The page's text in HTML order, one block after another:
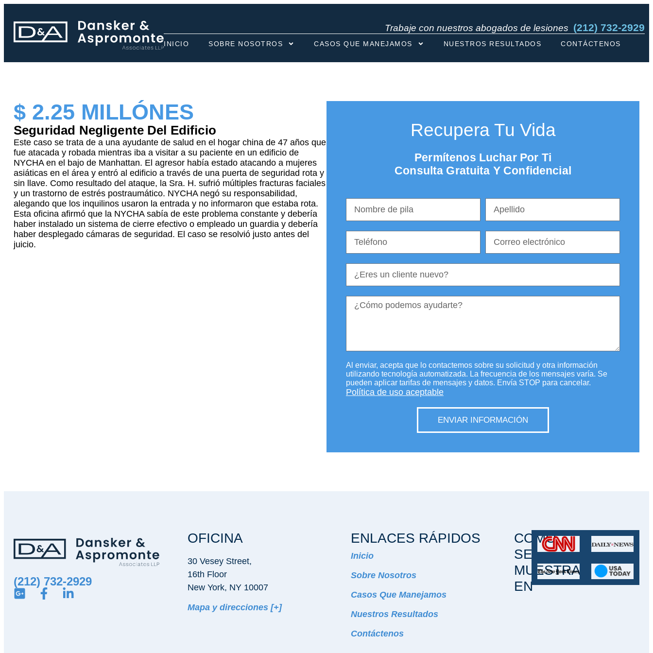
Trabaje con nuestros abogados de lesiones (212) 732-2929
INICIO SOBRE NOSOTROS CASOS QUE MANEJAMOS NUESTROS RESULTADOS CONTÁCTENOS
$ 2.25 MILLÓNES
Seguridad Negligente Del Edificio
Este caso se trata de a una ayudante de salud en el hogar china de 47 años que
fue atacada y robada mientras iba a visitar a su paciente en un edificio de
NYCHA en el bajo de Manhattan. El agresor había estado atacando a mujeres
asiáticas en el área y entró al edificio a través de una puerta de seguridad rota y
sin llave. Como resultado del ataque, la Sra. H. sufrió múltiples fracturas faciales
y un trastorno de estrés postraumático. NYCHA negó su responsabilidad,
alegando que los inquilinos usaron la entrada y no informaron que estaba rota.
Esta oficina afirmó que la NYCHA sabía de este problema constante y debería
haber instalado un sistema de cierre efectivo o empleado un guardia y debería
haber desplegado cámaras de seguridad. El caso se resolvió justo antes del
juicio.
Recupera Tu Vida
Permítenos Luchar Por Ti
Consulta Gratuita Y Confidencial
Al enviar, acepta que lo contactemos sobre su solicitud y otra información
utilizando tecnología automatizada. La frecuencia de los mensajes varía. Se
pueden aplicar tarifas de mensajes y datos. Envía STOP para cancelar.
Política de uso aceptable
ENVIAR INFORMACIÓN
(212) 732-2929
OFICINA
30 Vesey Street,
16th Floor
New York, NY 10007
Mapa y direcciones [+]
ENLACES RÁPIDOS
Inicio
Sobre Nosotros
Casos Que Manejamos
Nuestros Resultados
Contáctenos
COMO
SE
MUESTRA
EN